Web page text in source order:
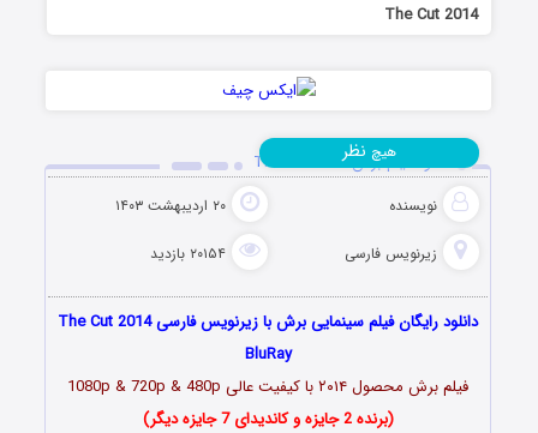
The Cut 2014
دانلود فیلم برش The Cut 2014
نویسنده ۲۰ اردیبهشت ۱۴۰۳
زیرنویس فارسی ۲۰۱۵۴ بازدید
هیچ نظر
دانلود رایگان فیلم سینمایی برش با زیرنویس فارسی The Cut 2014
BluRay
فیلم برش محصول ۲۰۱۴ با کیفیت عالی 1080p & 720p & 480p
(برنده 2 جایزه و کاندیدای 7 جایزه دیگر)